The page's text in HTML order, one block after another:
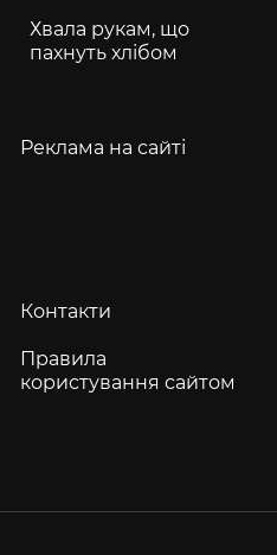
Хвала рукам, що
пахнуть хлібом
Реклама на сайті
Контакти
Правила
користування сайтом